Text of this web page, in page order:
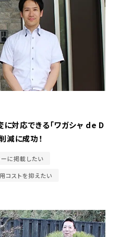
対応できる「ワガシャ de D
減に成功！
ーに掲載したい
コストを抑えたい